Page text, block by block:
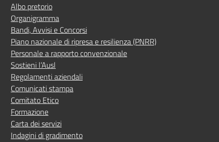
Albo pretorio
Organigramma
Bandi, Avvisi e Concorsi
Piano nazionale di ripresa e resilienza (PNRR)
Personale a rapporto convenzionale
Sostieni l’Ausl
Regolamenti aziendali
Comunicati stampa
Comitato Etico
Formazione
Carta dei servizi
Indagini di gradimento